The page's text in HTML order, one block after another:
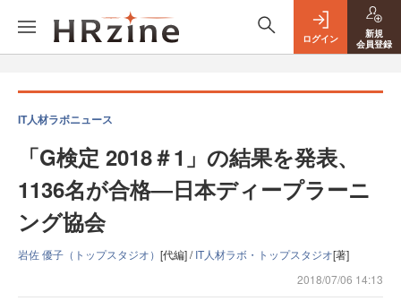
ログイン
新規
会員登録
IT人材ラボニュース
「G検定 2018＃1」の結果を発表、
1136名が合格―日本ディープラーニ
ング協会
岩佐 優子（トップスタジオ） [代編] /IT人材ラボ・トップスタジオ[著]
2018/07/06 14:13